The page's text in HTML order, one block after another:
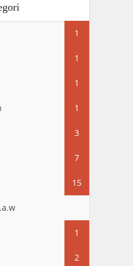
1
1
1
1
3
7
15
1
2